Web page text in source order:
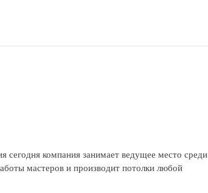
компания занимает ведущее место среди
мастеров и производит потолки любой